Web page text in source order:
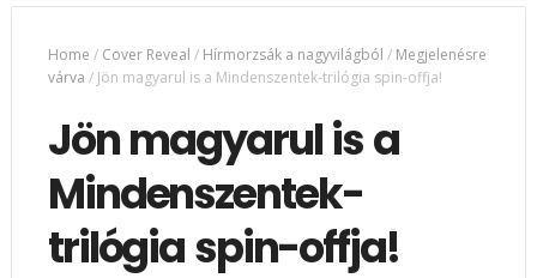
Home / Cover Reveal / Hírmorzsák a nagyvilágból / Megjelenésre
várva / Jön magyarul is a Mindenszentek-trilógia spin-offja!
Jön magyarul is a
Mindenszentek-
trilógia spin-offja!